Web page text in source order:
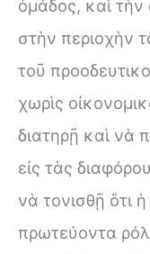
ὁμάδος, καὶ τὴν
στὴν περιοχὴν
τοῦ
χωρὶς
διατηρῇ καὶ νὰ
εἰς τὰς
νὰ τονισθῇ ὅτι
πρωτεύοντα